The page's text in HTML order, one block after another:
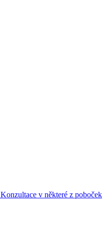
Konzultace v některé z poboček